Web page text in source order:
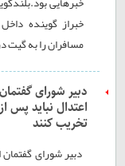
خبراز گوینده
مسافران را به گیت
دبير شورای
اعتدال نبايد پس
تخريب کنند
دبير شورای گفتمان